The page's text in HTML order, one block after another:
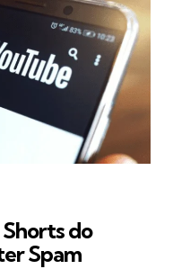
do
Spam